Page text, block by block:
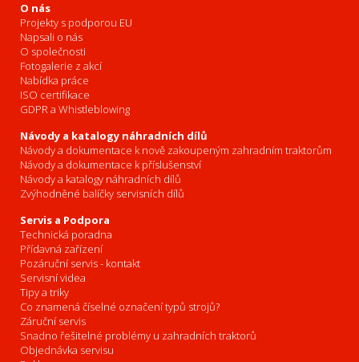
O nás
Projekty s podporou EU
Napsali o nás
O společnosti
Fotogalerie z akcí
Nabídka práce
ISO certifikace
GDPR a Whistleblowing
Návody a katalogy náhradních dílů
Návody a dokumentace k nově zakoupeným zahradním traktorům
Návody a dokumentace k příslušenství
Návody a katalogy náhradních dílů
Zvýhodněné balíčky servisních dílů
Servis a Podpora
Technická poradna
Přídavná zařízení
Pozáruční servis - kontakt
Servisní videa
Tipy a triky
Co znamená číselné označení typů strojů?
Záruční servis
Snadno řešitelné problémy u zahradních traktorů
Objednávka servisu